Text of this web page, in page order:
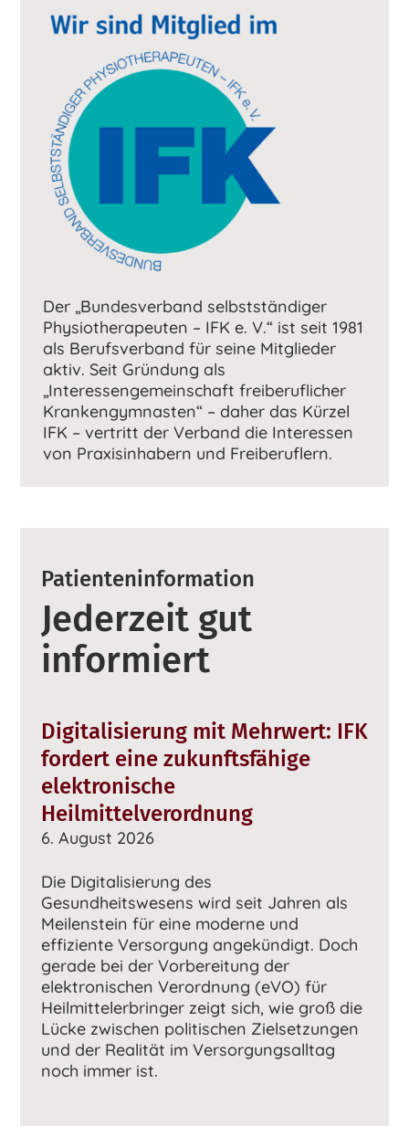
Der „Bundesverband selbstständiger
Physiotherapeuten – IFK e. V.“ ist seit 1981
als Berufsverband für seine Mitglieder
aktiv. Seit Gründung als
„Interessengemeinschaft freiberuflicher
Krankengymnasten“ – daher das Kürzel
IFK – vertritt der Verband die Interessen
von Praxisinhabern und Freiberuflern.
Patienteninformation
Jederzeit gut
informiert
Digitalisierung mit Mehrwert: IFK
fordert eine zukunftsfähige
elektronische
Heilmittelverordnung
6. August 2026
Die Digitalisierung des
Gesundheitswesens wird seit Jahren als
Meilenstein für eine moderne und
effiziente Versorgung angekündigt. Doch
gerade bei der Vorbereitung der
elektronischen Verordnung (eVO) für
Heilmittelerbringer zeigt sich, wie groß die
Lücke zwischen politischen Zielsetzungen
und der Realität im Versorgungsalltag
noch immer ist.